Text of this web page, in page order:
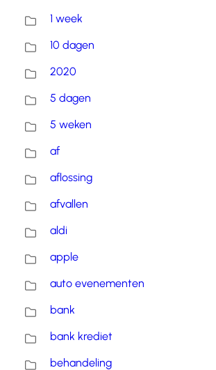
1 week
10 dagen
2020
5 dagen
5 weken
af
aflossing
afvallen
aldi
apple
auto evenementen
bank
bank krediet
behandeling